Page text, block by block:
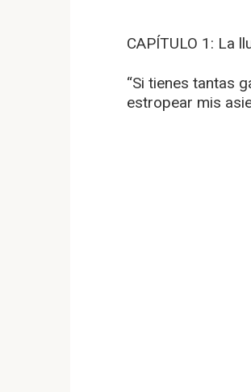
CAPÍTULO 1: La
“Si tienes tantas
estropear mis